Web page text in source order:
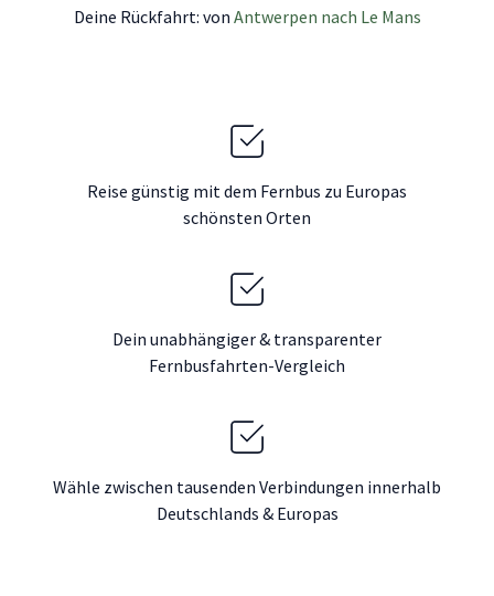
Deine Rückfahrt: von Antwerpen nach Le Mans
Reise günstig mit dem Fernbus zu Europas
schönsten Orten
Dein unabhängiger & transparenter
Fernbusfahrten-Vergleich
Wähle zwischen tausenden Verbindungen innerhalb
Deutschlands & Europas